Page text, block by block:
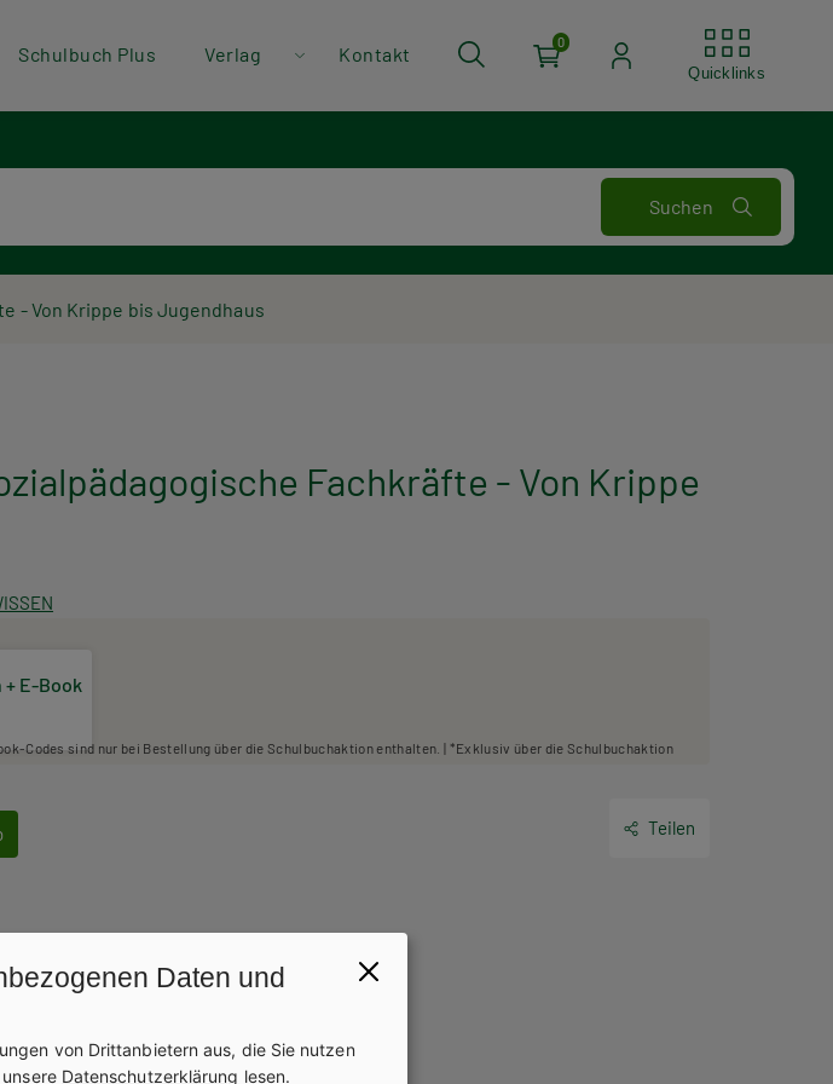
Schulbuch Plus Verlag Kontakt
0
Quicklinks
- Von Krippe bis Jugendhaus
Fachkräfte - Von Krippe
E-Book
Codes sind nur bei Bestellung über die Schulbuchaktion enthalten. | *Exklusiv über die Schulbuchaktion
Teilen
Daten und
von Drittanbietern aus, die Sie nutzen
Datenschutzerklärung lesen.